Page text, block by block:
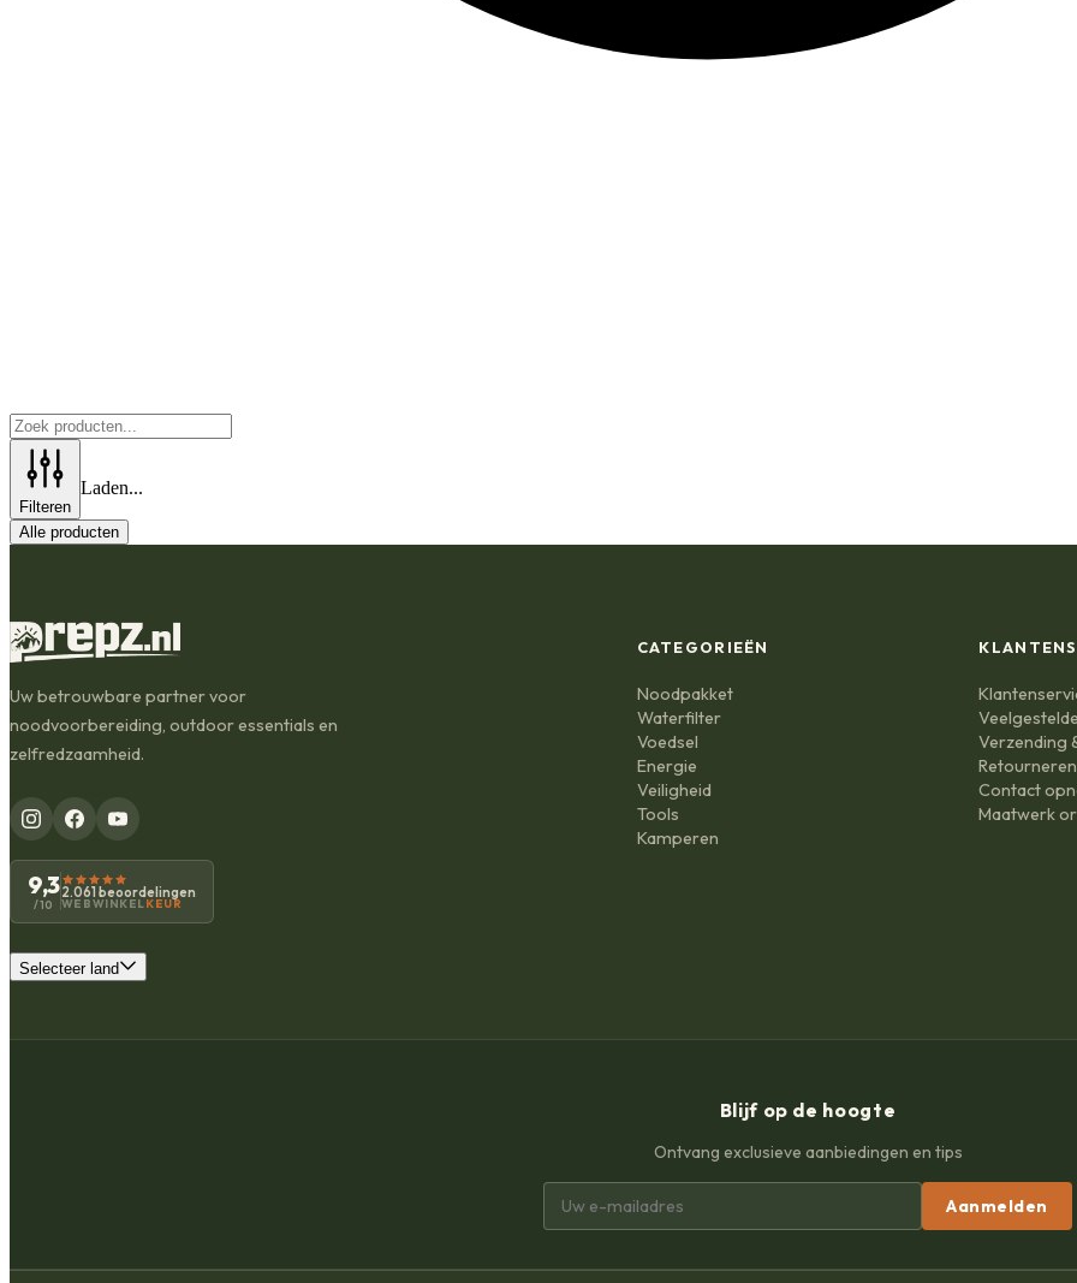
Filteren
Laden...
Alle producten
Uw betrouwbare partner voor
noodvoorbereiding, outdoor essentials en
zelfredzaamheid.
9,3
/10
2.061 beoordelingen
WEBWINKELKEUR
Selecteer land
CATEGORIEËN
Noodpakket
Waterfilter
Voedsel
Energie
Veiligheid
Tools
Kamperen
Verzending
Retourneren
Contact
Maatwerk
Blijf op de hoogte
Ontvang exclusieve aanbiedingen en tips
Aanmelden